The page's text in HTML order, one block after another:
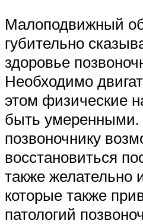
Малоподвижный
губительно
здоровье
Необходимо
этом физические
быть умеренными.
позвоночнику
восстановиться
также желательно
которые также
патологий